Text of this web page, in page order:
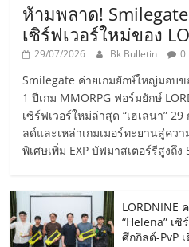
ห้ามพลาด! Smilegate
เซิร์ฟเวอร์ใหม่ของ
29/07/2026 Bk Bulletin 0
Smilegate ค่ายเกมยักษ์ใหญ่มอบ
1 ปีเกม MMORPG ฟอร์มยักษ์
เซิร์ฟเวอร์ใหม่ล่าสุด “เฮเลนา”
ลด์และเหล่าเกมเมอร์ทะยานสู่คว
พิเศษเพิ่ม EXP บัฟมาสเตอร์รีสูงถึง
LORDNINE
“Helena” เ
ศึกกิลด์-PvP